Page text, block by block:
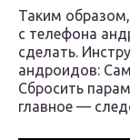
Таким
с телефона
сделать.
андроидов:
Сбросить
главное —